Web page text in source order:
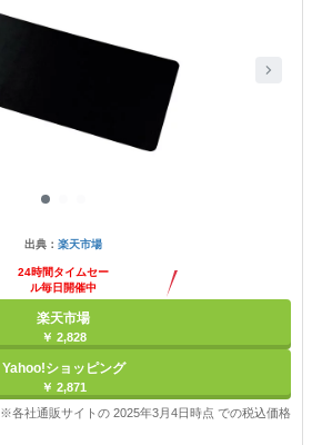
出典： 楽天市場
24時間タイムセー
ル毎日開催中
楽天市場
￥ 2,828
Yahoo!ショッピング
￥ 2,871
※各社通販サイトの 2025年3月4日時点 での税込価格